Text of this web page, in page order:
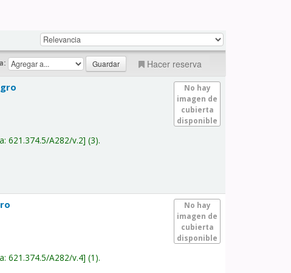
Hacer reserva
No hay
imagen de
cubierta
disponible
621.374.5/A282/v.2 (3).
No hay
imagen de
cubierta
disponible
621.374.5/A282/v.4 (1).